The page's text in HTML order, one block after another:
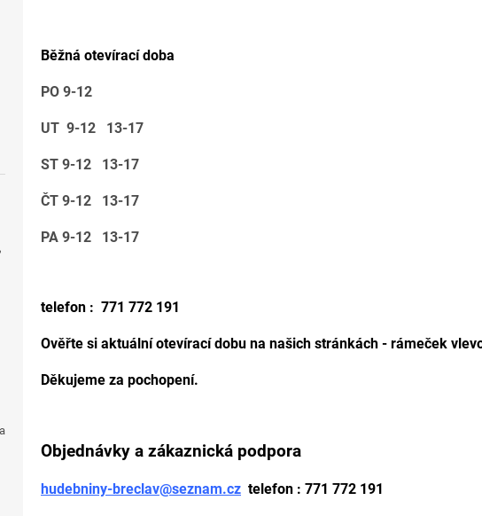
Běžná otevírací doba
PO 9-12
UT 9-12 13-17
ST 9-12 13-17
ČT 9-12 13-17
PA 9-12 13-17
telefon : 771 772 191
Ověřte si aktuální otevírací dobu na našich stránkách - rámeček
Děkujeme za pochopení.
Objednávky a zákaznická podpora
hudebniny-breclav@seznam.cz telefon : 771 772 191